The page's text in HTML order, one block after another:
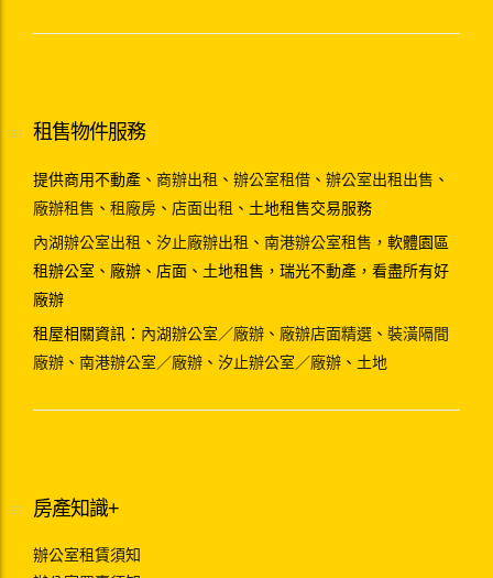
租售物件服務
提供商用不動產、 商辦出租 、 辦公室租借 、 辦公室出租出售 、
廠辦租售 、 租廠房 、 店面出租 、土地租售交易服務
內湖辦公室出租 、 汐止廠辦出租 、 南港辦公室租售 ，軟體園區
租辦公室、廠辦、店面、土地租售，瑞光不動產，看盡所有好
廠辦
租屋相關資訊： 內湖辦公室／廠辦 、 廠辦店面精選 、 裝潢隔間
廠辦 、 南港辦公室／廠辦 、 汐止辦公室／廠辦 、 土地
房產知識+
辦公室租賃須知